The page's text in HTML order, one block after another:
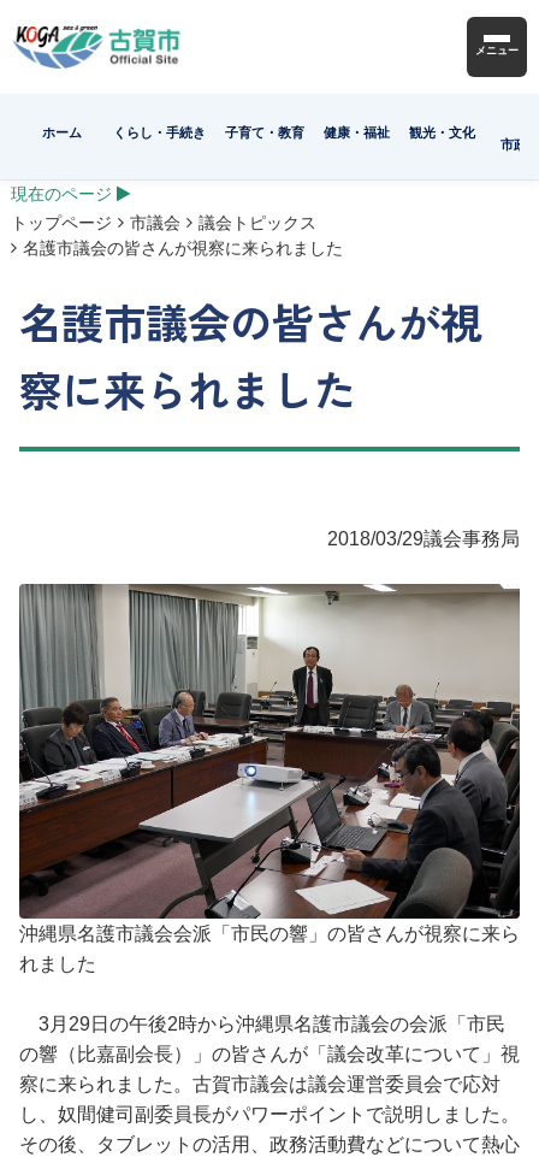
メニュー
ホーム くらし・手続き 子育て・教育 健康・福祉
観光・文化
市政
現在のページ
トップページ
市議会
議会トピックス
名護市議会の皆さんが視察に来られました
名護市議会の皆さんが視
察に来られました
2018/03/29議会事務局
沖縄県名護市議会会派「市民の響」の皆さんが視察に来ら
れました
3月29日の午後2時から沖縄県名護市議会の会派「市民
の響（比嘉副会長）」の皆さんが「議会改革について」視
察に来られました。古賀市議会は議会運営委員会で応対
し、奴間健司副委員長がパワーポイントで説明しました。
その後、タブレットの活用、政務活動費などについて熱心